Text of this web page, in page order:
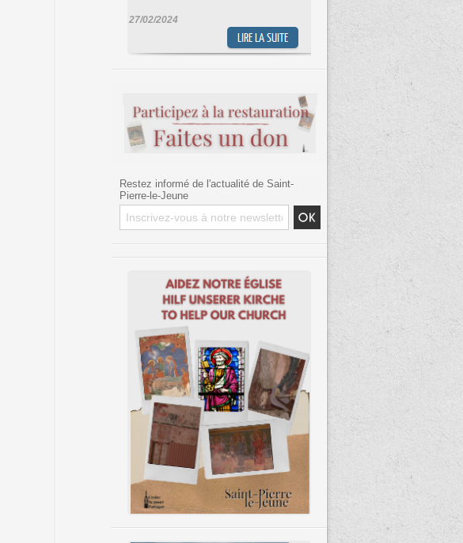
27/02/2024
Restez informé de l'actualité de Saint-
Pierre-le-Jeune